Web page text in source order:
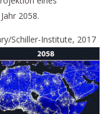
2058.
Schiller-Institute, 2017